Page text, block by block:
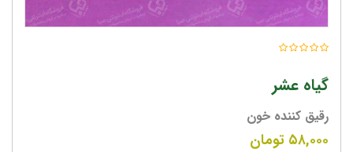
گیاه عشر
رقیق کننده خون
۵۸,۰۰۰ تومان